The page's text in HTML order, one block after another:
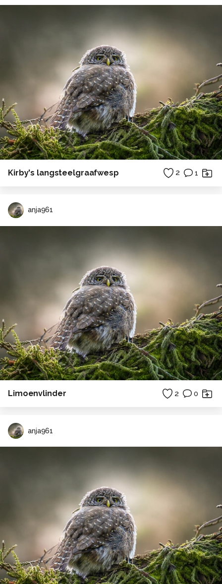
Kirby's langsteelgraafwesp 2 1
anja961
Limoenvlinder 2 0
anja961